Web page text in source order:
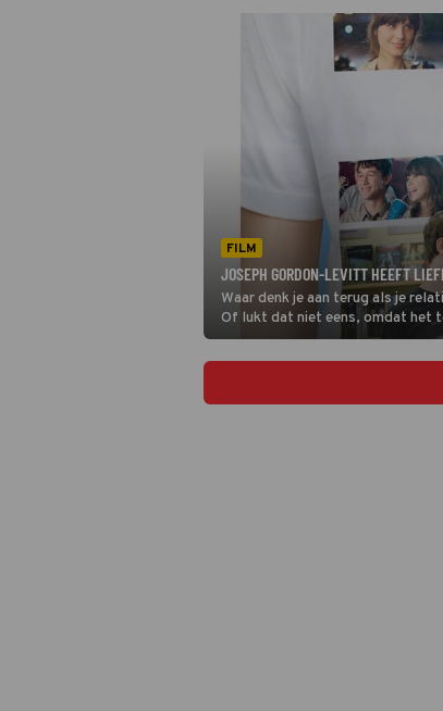
FILM
JOSEPH GORDON-LEVITT HEEFT
Waar denk je aan terug als je
Of lukt dat niet eens, omdat het
romcom (500) Days of Summer.